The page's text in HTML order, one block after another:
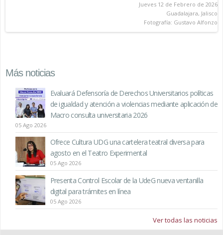
Jueves 12 de Febrero de 2026
Guadalajara, Jalisco
Fotografía: Gustavo Alfonzo
Más noticias
Evaluará Defensoría de Derechos Universitarios políticas
de igualdad y atención a violencias mediante aplicación de
Macro consulta universitaria 2026
05 Ago 2026
Ofrece Cultura UDG una cartelera teatral diversa para
agosto en el Teatro Experimental
05 Ago 2026
Presenta Control Escolar de la UdeG nueva ventanilla
digital para trámites en línea
05 Ago 2026
Ver todas las noticias